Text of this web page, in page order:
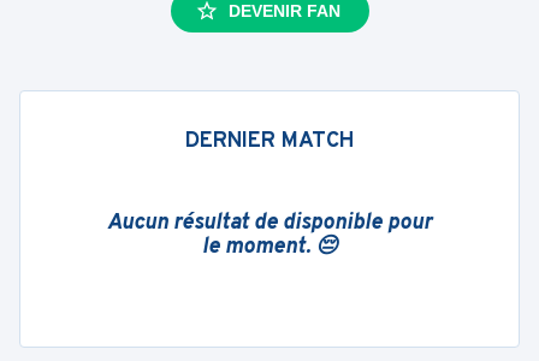
DEVENIR FAN
DERNIER MATCH
Aucun résultat de disponible pour
le moment. 😔